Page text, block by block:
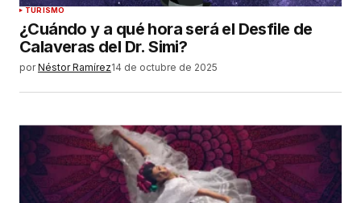
TURISMO
¿Cuándo y a qué hora será el Desfile de
Calaveras del Dr. Simi?
por Néstor Ramírez14 de octubre de 2025